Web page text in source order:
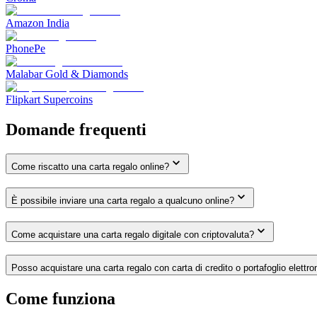
Amazon India
PhonePe
Malabar Gold & Diamonds
Flipkart Supercoins
Domande frequenti
Come riscatto una carta regalo online?
È possibile inviare una carta regalo a qualcuno online?
Come acquistare una carta regalo digitale con criptovaluta?
Posso acquistare una carta regalo con carta di credito o portafoglio
Come funziona